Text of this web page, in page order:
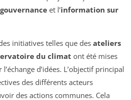
gouvernance et l’information sur
initiatives telles que des ateliers
du climat ont été mises
d’idées. L’objectif principal
des différents acteurs
des actions communes. Cela